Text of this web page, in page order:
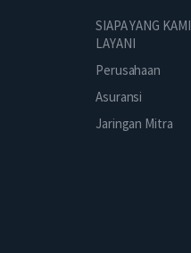
SIAPA YANG KAMI
LAYANI
Perusahaan
Asuransi
Jaringan Mitra